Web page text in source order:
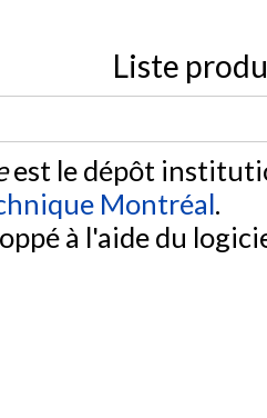
Liste
est le dépôt
Montréal.
à l'aide du